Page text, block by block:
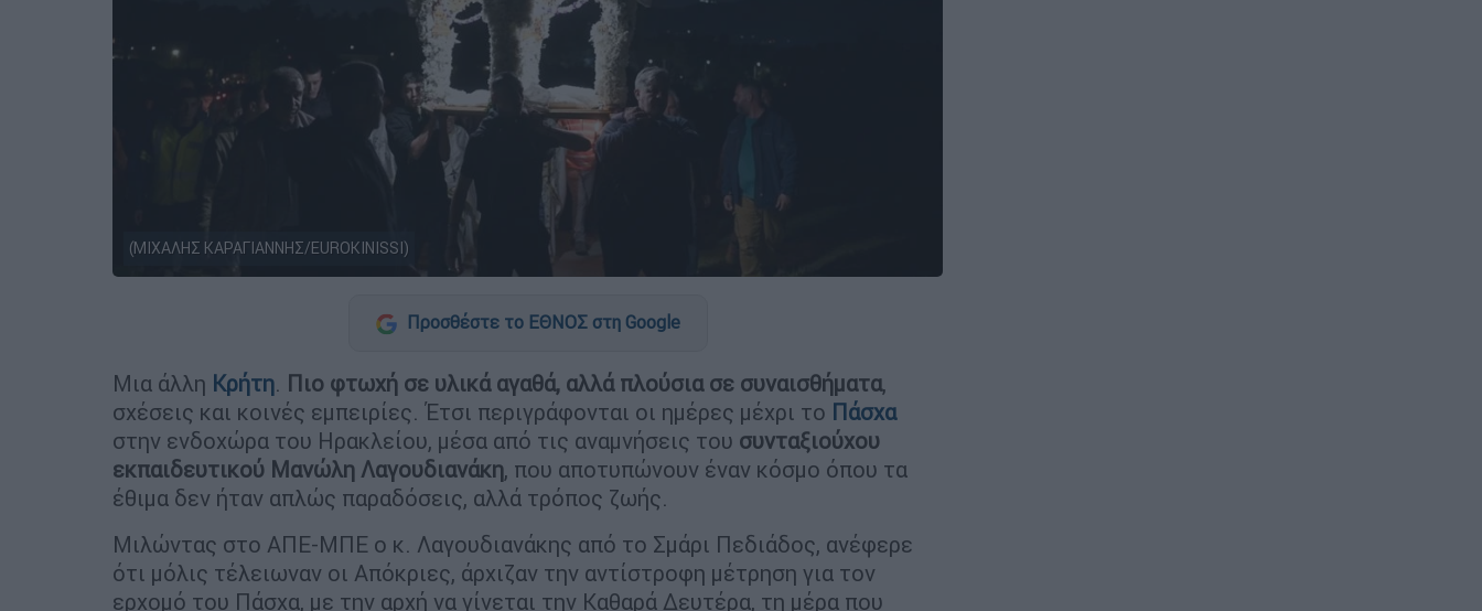
(ΜΙΧΑΛΗΣ ΚΑΡΑΓΙΑΝΝΗΣ/EUROKINISSI)
Προσθέστε το ΕΘΝΟΣ στη Google
Μια άλλη Κρήτη. Πιο φτωχή σε υλικά αγαθά, αλλά πλούσια σε συναισθήματα,
σχέσεις και κοινές εμπειρίες. Έτσι περιγράφονται οι ημέρες μέχρι το Πάσχα
στην ενδοχώρα του Ηρακλείου, μέσα από τις αναμνήσεις του συνταξιούχου
εκπαιδευτικού Μανώλη Λαγουδιανάκη, που αποτυπώνουν έναν κόσμο όπου τα
έθιμα δεν ήταν απλώς παραδόσεις, αλλά τρόπος ζωής.
Μιλώντας στο ΑΠΕ-ΜΠΕ ο κ. Λαγουδιανάκης από το Σμάρι Πεδιάδος, ανέφερε
ότι μόλις τέλειωναν οι Απόκριες, άρχιζαν την αντίστροφη μέτρηση για τον
ερχομό του Πάσχα, με την αρχή να γίνεται την Καθαρά Δευτέρα, τη μέρα που